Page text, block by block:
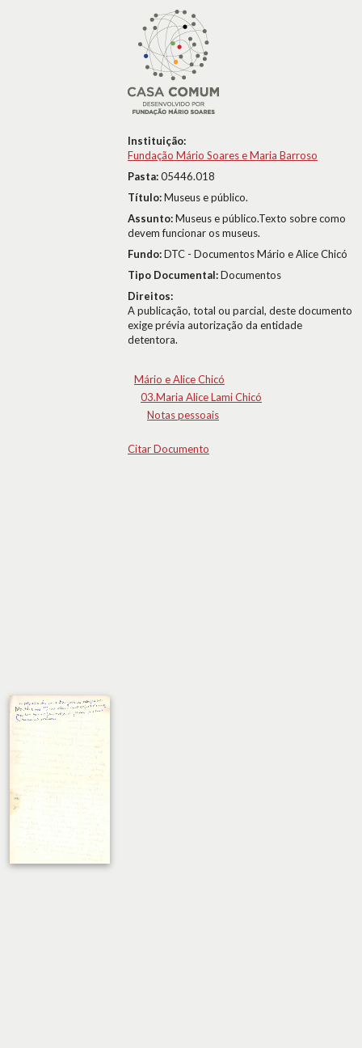
Instituição:
Fundação Mário Soares e Maria Barroso
Pasta:05446.018
Título:Museus e público.
Assunto:Museus e público.Texto sobre como
devem funcionar os museus.
Fundo:DTC - Documentos Mário e Alice Chicó
Tipo Documental:Documentos
Direitos:
A publicação, total ou parcial, deste documento
exige prévia autorização da entidade
detentora.
Mário e Alice Chicó
03.Maria Alice Lami Chicó
Notas pessoais
Citar Documento